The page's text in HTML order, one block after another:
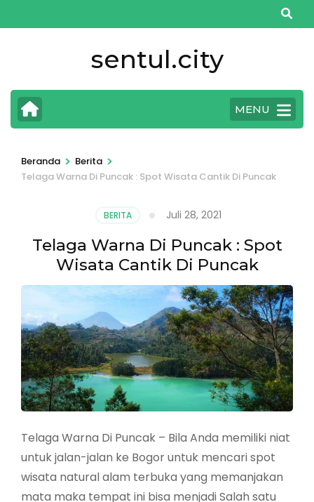
ke
Enter)
sentul.city
MENU
Beranda > Berita >
Telaga Warna Di Puncak : Spot Wisata Cantik Di Puncak
BERITA Juli 28, 2021
Telaga Warna Di Puncak : Spot
Wisata Cantik Di Puncak
Telaga Warna Di Puncak – Bila Anda memiliki niat
untuk jalan-jalan ke Bogor untuk mencari spot
wisata natural alam terbuka yang memanjakan
mata maka tempat ini bisa menjadi Salah satu